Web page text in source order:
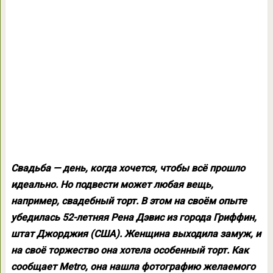
Свадьба — день, когда хочется, чтобы всё прошло
идеально. Но подвести может любая вещь,
например, свадебный торт. В этом на своём опыте
убедилась 52-летняя Рена Дэвис из города Гриффин,
штат Джорджия (США). Женщина выходила замуж, и
на своё торжество она хотела особенный торт. Как
сообщает Metro, она нашла фотографию желаемого